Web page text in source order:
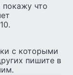
покажу что
с которыми
пишите в